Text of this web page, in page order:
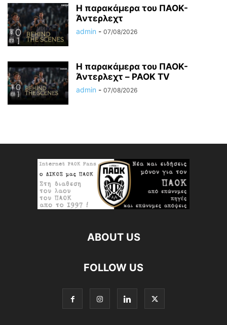
Η παρακάμερα του ΠΑΟΚ-
Άντερλεχτ
admin - 07/08/2026
Η παρακάμερα του ΠΑΟK-
Άντερλεχτ – PAOK TV
admin - 07/08/2026
ABOUT US
FOLLOW US